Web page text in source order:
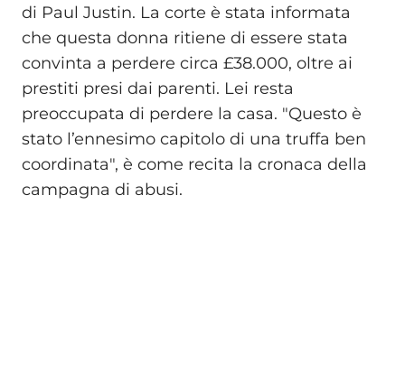
di Paul Justin. La corte è stata informata
che questa donna ritiene di essere stata
convinta a perdere circa £38.000, oltre ai
prestiti presi dai parenti. Lei resta
preoccupata di perdere la casa. "Questo è
stato l’ennesimo capitolo di una truffa ben
coordinata", è come recita la cronaca della
campagna di abusi.